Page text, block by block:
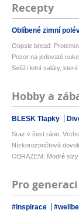
Recepty
Oblíbené zimní
Oopsie bread:
Pozor na jedovaté
Svěží letní saláty,
Hobby a
BLESK Tlapky
Sraz v šest ráno.
Nízkorozpočtová
OBRAZEM: Modré
Pro
#inspirace